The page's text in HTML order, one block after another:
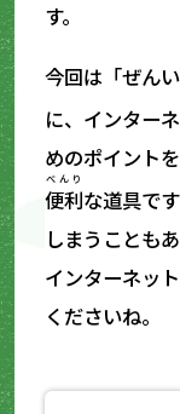
す。
今回は「ぜん
に、インター
めのポイント
便利
べんり
な道具で
しまうことも
インターネッ
くださいね。